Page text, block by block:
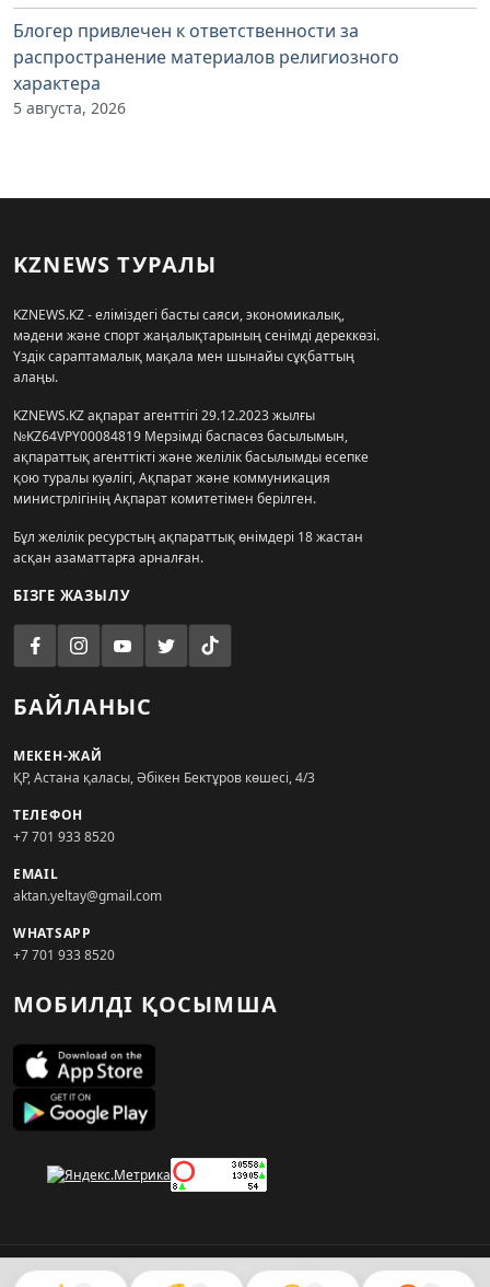
Блогер привлечен к ответственности за
распространение материалов религиозного
характера
5 августа, 2026
KZNEWS ТУРАЛЫ
KZNEWS.KZ - еліміздегі басты саяси, экономикалық,
мәдени және спорт жаңалықтарының сенімді дереккөзі.
Үздік сараптамалық мақала мен шынайы сұқбаттың
алаңы.
KZNEWS.KZ ақпарат агенттігі 29.12.2023 жылғы
№KZ64VPY00084819 Мерзімді баспасөз басылымын,
ақпараттық агенттікті және желілік басылымды есепке
қою туралы куәлігі, Ақпарат және коммуникация
министрлігінің Ақпарат комитетімен берілген.
Бұл желілік ресурстың ақпараттық өнімдері 18 жастан
асқан азаматтарға арналған.
БІЗГЕ ЖАЗЫЛУ
БАЙЛАНЫС
МЕКЕН-ЖАЙ
ҚР, Астана қаласы, Әбікен Бектұров көшесі, 4/3
ТЕЛЕФОН
+7 701 933 8520
EMAIL
aktan.yeltay@gmail.com
WHATSAPP
+7 701 933 8520
МОБИЛДІ ҚОСЫМША
© 2026. KZNEWS.KZ ақпарат агенттігі